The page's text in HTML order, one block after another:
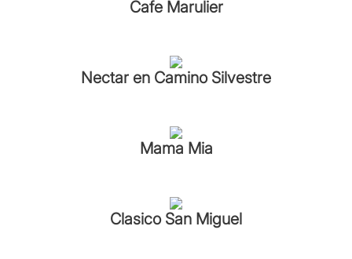
Cafe Marulier
Nectar en Camino Silvestre
Mama Mia
Clasico San Miguel